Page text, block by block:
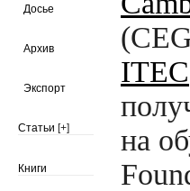
Досье
Архив
Экспорт
Статьи [+]
Книги
ITEC
на